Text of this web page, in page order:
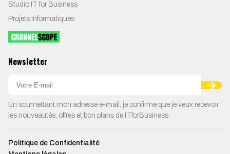
Studio IT for Business
Projets Informatiques
Newsletter
En soumettant mon adresse e-mail, je confirme que je veux recevoir
les nouveautés, offres et bon plans de ITforBusiness.
Politique de Confidentialité